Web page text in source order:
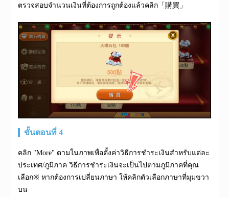
ตรวจสอบจำนวนเงินที่ต้องการถูกต้องแล้วคลิก「購買」
ขั้นตอนที่ 4
คลิก "More" ตามในภาพเพื่อตั้งค่าวิธีการชำระเงินสำหรับแต่ละ
ประเทศ/ภูมิภาค วิธีการชำระเงินจะเป็นไปตามภูมิภาคที่คุณ
เลือก※ หากต้องการเปลี่ยนภาษา ให้คลิกตัวเลือกภาษาที่มุมขวา
บน